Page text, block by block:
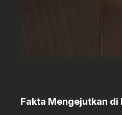
Fakta Mengejutkan